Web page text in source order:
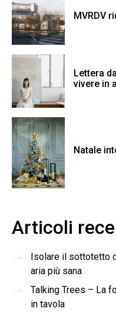
MVRDV
Lettera
vivere in
Natale
Articoli
Isolare il sottotetto
aria più sana
Talking Trees – La
in tavola